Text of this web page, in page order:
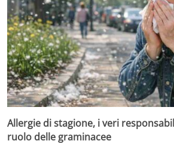
Allergie di stagione, i veri
ruolo delle graminacee